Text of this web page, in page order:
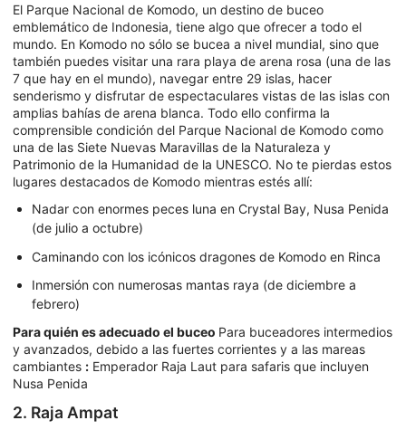
El Parque Nacional de Komodo, un destino de buceo
emblemático de Indonesia, tiene algo que ofrecer a todo el
mundo. En Komodo no sólo se bucea a nivel mundial, sino que
también puedes visitar una rara playa de arena rosa (una de las
7 que hay en el mundo), navegar entre 29 islas, hacer
senderismo y disfrutar de espectaculares vistas de las islas con
amplias bahías de arena blanca. Todo ello confirma la
comprensible condición del Parque Nacional de Komodo como
una de las Siete Nuevas Maravillas de la Naturaleza y
Patrimonio de la Humanidad de la UNESCO. No te pierdas estos
lugares destacados de Komodo mientras estés allí:
Nadar con enormes peces luna en Crystal Bay, Nusa Penida
(de julio a octubre)
Caminando con los icónicos dragones de Komodo en Rinca
Inmersión con numerosas mantas raya (de diciembre a
febrero)
Para quién es adecuado el buceo Para buceadores intermedios
y avanzados, debido a las fuertes corrientes y a las mareas
cambiantes : Emperador Raja Laut para safaris que incluyen
Nusa Penida
2. Raja Ampat